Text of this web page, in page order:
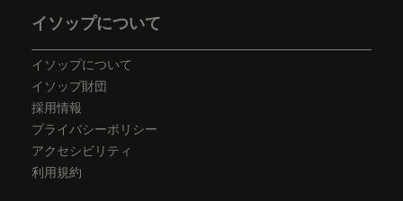
イソップについて
イソップについて
イソップ財団
採用情報
プライバシーポリシー
アクセシビリティ
利用規約